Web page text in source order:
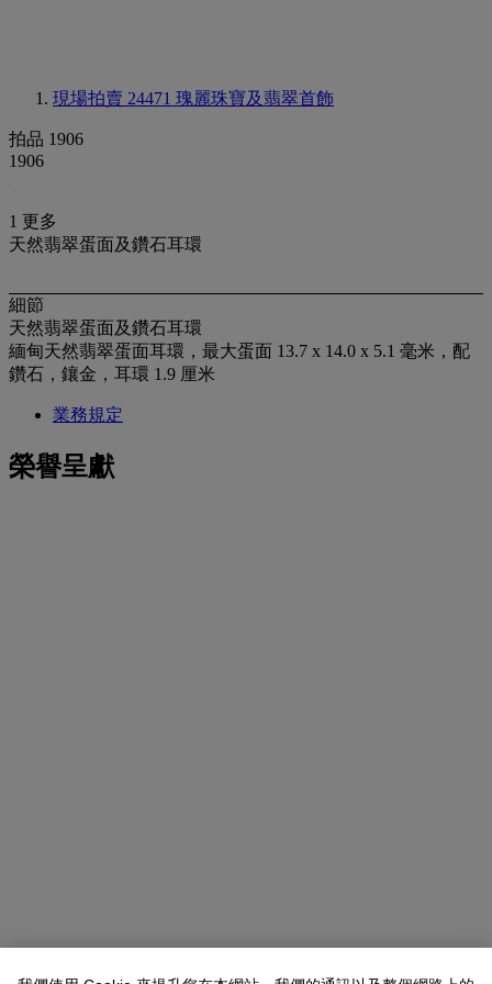
現場拍賣 24471 瑰麗珠寶及翡翠首飾
拍品 1906
1906
1 更多
天然翡翠蛋面及鑽石耳環
細節
天然翡翠蛋面及鑽石耳環
緬甸天然翡翠蛋面耳環，最大蛋面 13.7 x 14.0 x 5.1 毫米，配
鑽石，鑲金，耳環 1.9 厘米
業務規定
榮譽呈獻